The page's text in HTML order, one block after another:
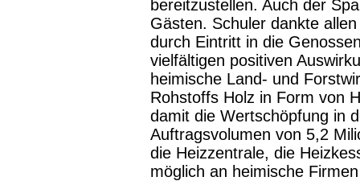
bereitzustellen. Auch der
Gästen. Schuler dankte
durch Eintritt in die
vielfältigen positiven
heimische Land- und
Rohstoffs Holz in Form von
damit die Wertschöpfung in
Auftragsvolumen von 5,2
die Heizzentrale, die
möglich an heimische